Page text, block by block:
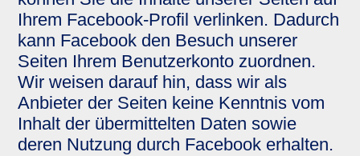
Ihrem Facebook-Profil verlinken. Dadurch
kann Facebook den Besuch unserer
Seiten Ihrem Benutzerkonto zuordnen.
Wir weisen darauf hin, dass wir als
Anbieter der Seiten keine Kenntnis vom
Inhalt der übermittelten Daten sowie
deren Nutzung durch Facebook erhalten.